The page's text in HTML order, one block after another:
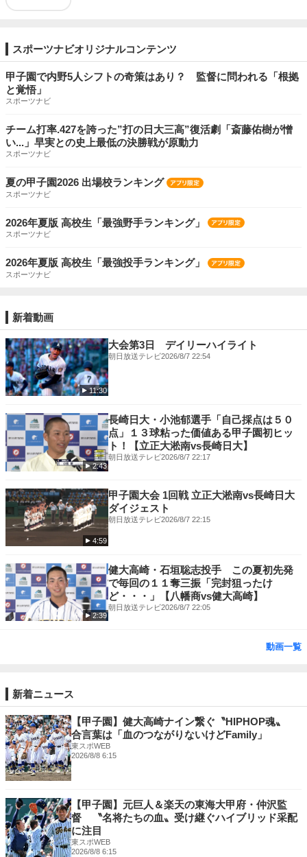
スポーツナビオリジナルコンテンツ
甲子園で内野5人シフトの奇策はあり？ 監督に問われる「根拠
と覚悟」
スポーツナビ
チーム打率.427を誇った”打の日大三高”復活劇「斎藤佑樹が憎
い...」早実との史上最低の決勝戦が原動力
スポーツナビ
夏の甲子園2026 出場校ランキング
スポーツナビ
2026年夏版 高校生「最強野手ランキング」
スポーツナビ
2026年夏版 高校生「最強投手ランキング」
スポーツナビ
新着動画
11:30
大会第3日 デイリーハイライト
朝日放送テレビ2026/8/7 22:54
2:43
長崎日大・小池郁選手「自己採点は５０
点」１３球粘った価値ある甲子園初ヒッ
ト！【立正大淞南vs長崎日大】
朝日放送テレビ2026/8/7 22:17
4:59
甲子園大会 1回戦 立正大淞南vs長崎日大
ダイジェスト
朝日放送テレビ2026/8/7 22:15
2:39
健大高崎・石垣聡志投手 この夏初先発
で毎回の１１奪三振「完封狙ったけ
ど・・・」【八幡商vs健大高崎】
朝日放送テレビ2026/8/7 22:05
動画一覧
新着ニュース
【甲子園】健大高崎ナイン繋ぐ〝HIPHOP魂〟
合言葉は「血のつながりないけどFamily」
東スポWEB
2026/8/8 6:15
【甲子園】元巨人＆楽天の東海大甲府・仲沢監
督 〝名将たちの血〟受け継ぐハイブリッド采配
に注目
東スポWEB
2026/8/8 6:15